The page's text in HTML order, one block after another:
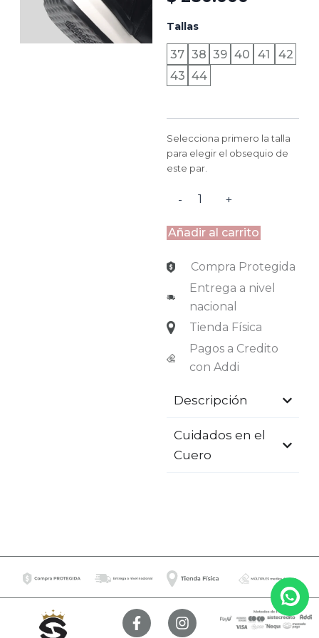
Tallas
37 38 39 40 41
42
43 44
Selecciona primero la talla
para elegir el obsequio de
este par.
-
VERSALLES
-
NEGRO
Y
BLANCO
+
Añadir al carrito
Compra Protegida
Entrega a nivel
nacional
Tienda Física
Pagos a Credito
con Addi
Descripción
Cuidados en el
Cuero
F
a
I
n